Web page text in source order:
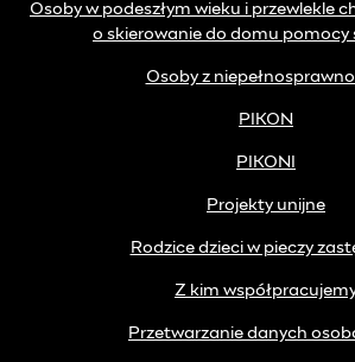
Osoby w podeszłym wieku i przewlekle
o skierowanie do domu pomocy
Osoby z
PIKON
PIKONI
Projekty unijne
Rodzice dzieci w pieczy
Z kim
Przetwarzanie danych